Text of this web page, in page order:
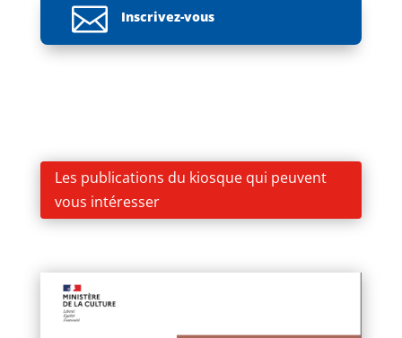
 Inscrivez-vous
Les publications du kiosque qui peuvent
vous intéresser